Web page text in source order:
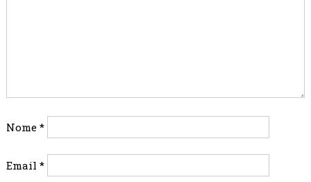
Nome *
Email *